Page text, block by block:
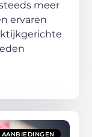
meer
ervaren
AANBIEDINGEN